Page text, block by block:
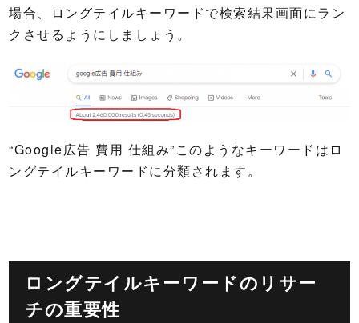
場合、ロングテイルキーワードで検索結果画面にラン
クさせるようにしましょう。
“Google広告 費用 仕組み”このようなキーワードはロ
ングテイルキーワードに分類されます。
ロングテイルキーワードのリサー
チの重要性